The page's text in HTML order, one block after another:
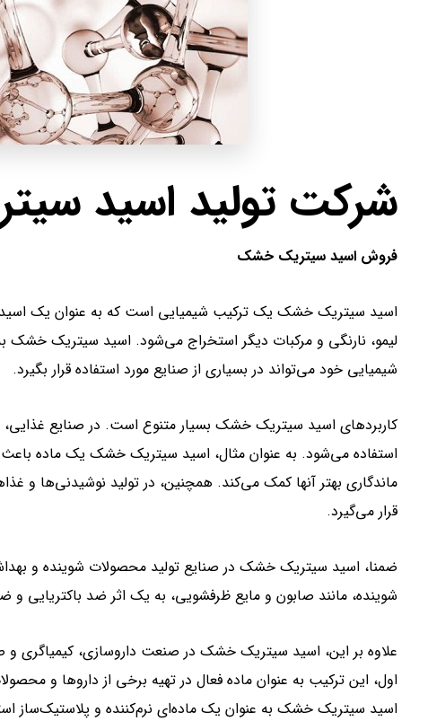
شرکت تولید اسید
فروش اسید سیتریک خشک
اسید سیتریک خشک یک ترکیب شیمیایی است که به عنوان یک اسید
لیمو، نارنگی و مرکبات دیگر استخراج می‌شود. اسید سیتریک
شیمیایی خود می‌تواند در بسیاری از صنایع مورد استفاده قرار بگیرد.
کاربردهای اسید سیتریک خشک بسیار متنوع است. در صنایع
استفاده می‌شود. به عنوان مثال، اسید سیتریک خشک یک ماده
ماندگاری بهتر آنها کمک می‌کند. همچنین، در تولید نوشیدنی‌ها و
قرار می‌گیرد.
ضمنا، اسید سیتریک خشک در صنایع تولید محصولات شوینده و
شوینده، مانند صابون و مایع ظرفشویی، به یک اثر ضد باکتریایی
علاوه بر این، اسید سیتریک خشک در صنعت داروسازی، کیمیاگری و
اول، این ترکیب به عنوان ماده فعال در تهیه برخی از داروها و
اسید سیتریک خشک به عنوان یک ماده‌ای نرم‌کننده و پلاستیک‌ساز